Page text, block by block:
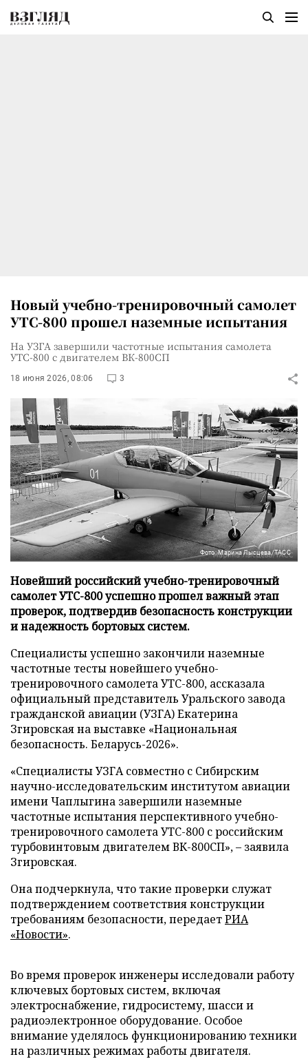
Новый учебно-тренировочный самолет
УТС-800 прошел наземные испытания
На УЗГА завершили частотные испытания самолета
УТС-800 с двигателем ВК-800СП
18 июня 2026, 08:06 3
Фото: Марина Лысцева/ТАСС
Новейший российский учебно-тренировочный
самолет УТС-800 успешно прошел важный этап
проверок, подтвердив безопасность конструкции
и надежность бортовых систем.
Специалисты успешно закончили наземные
частотные тесты новейшего учебно-
тренировочного самолета УТС-800, ассказала
официальный представитель Уральского завода
гражданской авиации (УЗГА) Екатерина
Згировская на выставке «Национальная
безопасность. Беларусь-2026».
«Специалисты УЗГА совместно с Сибирским
научно-исследовательским институтом авиации
имени Чаплыгина завершили наземные
частотные испытания перспективного учебно-
тренировочного самолета УТС-800 с российским
турбовинтовым двигателем ВК-800СП», – заявила
Згировская.
Она подчеркнула, что такие проверки служат
подтверждением соответствия конструкции
требованиям безопасности, передаетРИА
«Новости».
Во время проверок инженеры исследовали работу
ключевых бортовых систем, включая
электроснабжение, гидросистему, шасси и
радиоэлектронное оборудование. Особое
внимание уделялось функционированию техники
на различных режимах работы двигателя.